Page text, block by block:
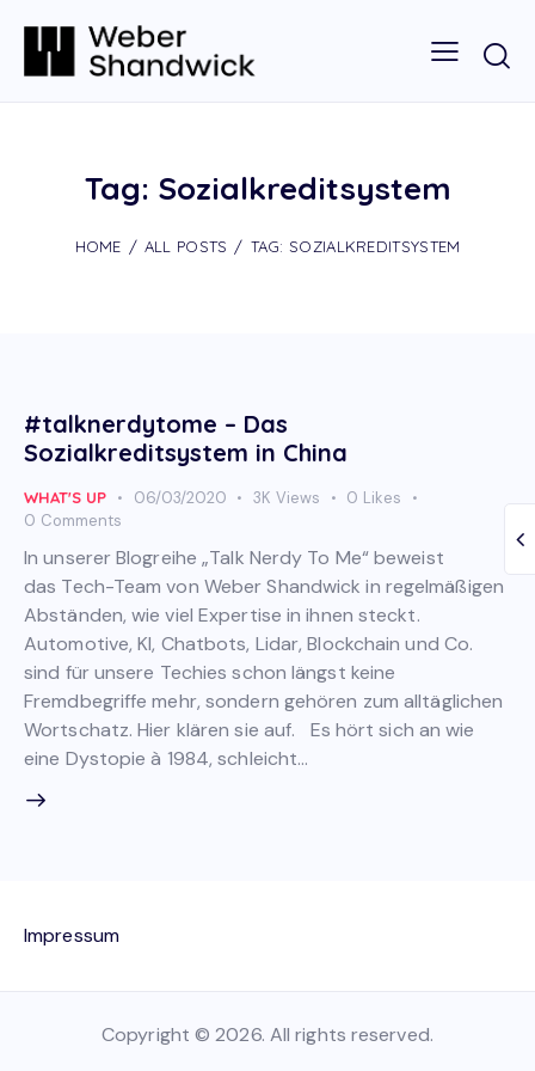
Tag: Sozialkreditsystem
HOME ALL POSTS TAG: SOZIALKREDITSYSTEM
#talknerdytome – Das
Sozialkreditsystem in China
WHAT'S UP 06/03/2020 3K Views 0 Likes
0 Comments
In unserer Blogreihe „Talk Nerdy To Me“ beweist
das Tech-Team von Weber Shandwick in regelmäßigen
Abständen, wie viel Expertise in ihnen steckt.
Automotive, KI, Chatbots, Lidar, Blockchain und Co.
sind für unsere Techies schon längst keine
Fremdbegriffe mehr, sondern gehören zum alltäglichen
Wortschatz. Hier klären sie auf. Es hört sich an wie
eine Dystopie à 1984, schleicht…
Impressum
Copyright © 2026. All rights reserved.